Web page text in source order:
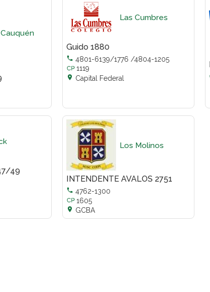
Las Cumbres
Guido 1880
 4801-6139/1776 /4804-1205
1119
 Capital Federal
49
Los Molinos
INTENDENTE AVALOS 2751
 4762-1300
1605
 GCBA